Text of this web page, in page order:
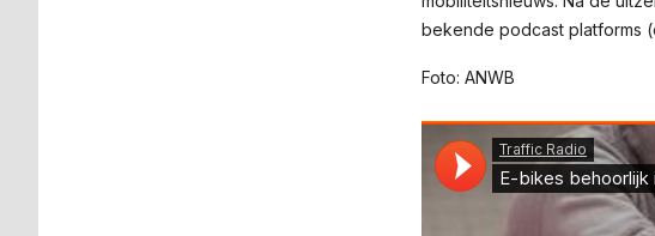
bekende podcast platforms
Foto: ANWB